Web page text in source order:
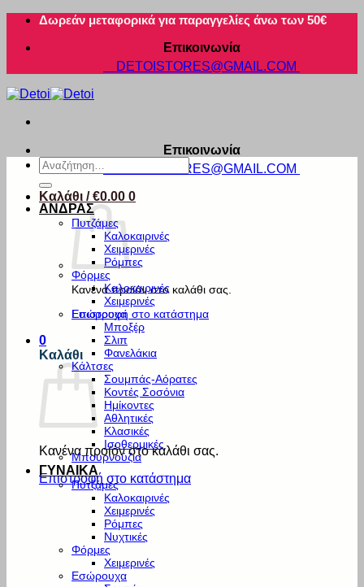
Μετάβαση
περιεχόμενο
Δωρεάν μεταφορικά για παραγγελίες άνω των 50€
Επικοινωνία
DETOISTORES@GMAIL.COM
Επικοινωνία
DETOISTORES@GMAIL.COM
Καλάθι /€0.00 0
Κανένα προϊόν στο καλάθι σας.
Επιστροφή στο κατάστημα
0
Καλάθι
Κανένα προϊόν στο καλάθι σας.
Επιστροφή στο κατάστημα
Αναζήτηση
για:
ΑΝΔΡΑΣ
Πυτζάμες
Καλοκαιρινές
Χειμερινές
Ρόμπες
Φόρμες
Καλοκαιρινές
Χειμερινές
Εσώρουχα
Μποξέρ
Σλιπ
Φανελάκια
Κάλτσες
Σουμπάς-Αόρατες
Κοντές Σοσόνια
Ημίκοντες
Αθλητικές
Κλασικές
Ισοθερμικές
Μπουρνούζια
ΓΥΝΑΙΚΑ
Πυτζάμες
Καλοκαιρινές
Χειμερινές
Ρόμπες
Νυχτικές
Φόρμες
Χειμερινές
Εσώρουχα